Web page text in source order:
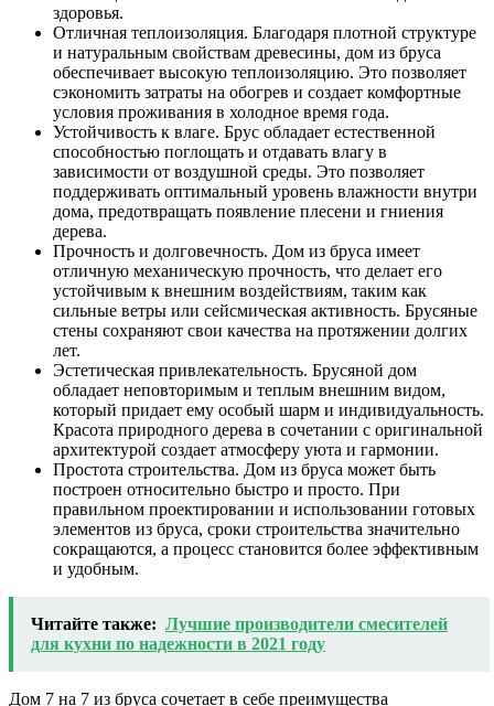
здоровья.
Отличная теплоизоляция. Благодаря плотной структуре
и натуральным свойствам древесины, дом из бруса
обеспечивает высокую теплоизоляцию. Это позволяет
сэкономить затраты на обогрев и создает комфортные
условия проживания в холодное время года.
Устойчивость к влаге. Брус обладает естественной
способностью поглощать и отдавать влагу в
зависимости от воздушной среды. Это позволяет
поддерживать оптимальный уровень влажности внутри
дома, предотвращать появление плесени и гниения
дерева.
Прочность и долговечность. Дом из бруса имеет
отличную механическую прочность, что делает его
устойчивым к внешним воздействиям, таким как
сильные ветры или сейсмическая активность. Брусяные
стены сохраняют свои качества на протяжении долгих
лет.
Эстетическая привлекательность. Брусяной дом
обладает неповторимым и теплым внешним видом,
который придает ему особый шарм и индивидуальность.
Красота природного дерева в сочетании с оригинальной
архитектурой создает атмосферу уюта и гармонии.
Простота строительства. Дом из бруса может быть
построен относительно быстро и просто. При
правильном проектировании и использовании готовых
элементов из бруса, сроки строительства значительно
сокращаются, а процесс становится более эффективным
и удобным.
Читайте также: Лучшие производители смесителей
для кухни по надежности в 2021 году
Дом 7 на 7 из бруса сочетает в себе преимущества